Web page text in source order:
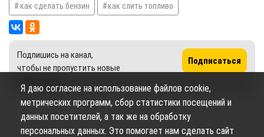
как сделать бензин как слить топливо
Подпишись на канал,
чтобы не пропустить новые
Подписаться
Я даю согласие на использование файлов cookie,
метрических программ, сбор статистики посещений и
данных посетителей, а так же на обработку
персональных данных. Это помогает нам сделать сайт